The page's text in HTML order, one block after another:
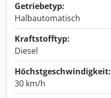
Getriebetyp:
Halbautomatisch
Kraftstofftyp:
Diesel
Höchstgeschwindigkeit:
30 km/h